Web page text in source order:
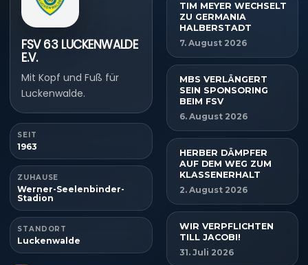
FSV 63 LUCKENWALDE
E.V.
Mit Kopf und Fuß für
Luckenwalde.
SEIT
1963
ZUHAUSE
Werner-Seelenbinder-
Stadion
STANDORT
Luckenwalde
TIM MEYER WECHSELT
ZU GERMANIA
HALBERSTADT
7. August 2026
MBS VERLÄNGERT
SEIN SPONSORING
BEIM FSV
6. August 2026
HERBER DÄMPFER
AUF DEM WEG ZUM
KLASSENERHALT
2. August 2026
WIR VERPFLICHTEN
TILL JACOBI!
31. Juli 2026